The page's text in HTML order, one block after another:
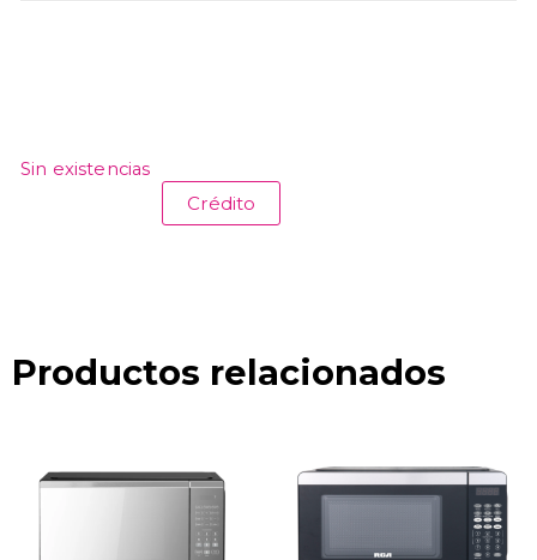
Sin existencias
Crédito
Productos relacionados